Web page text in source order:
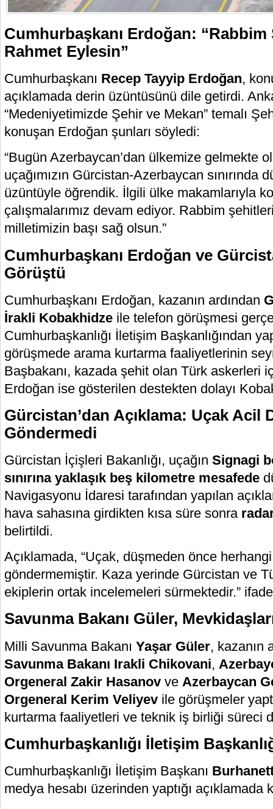
Cumhurbaşkanı Erdoğan:
Rahmet Eylesin”
Cumhurbaşkanı Recep Tayyip Erdoğan,
açıklamada derin üzüntüsünü dile getirdi.
“Medeniyetimizde Şehir ve Mekan” temalı
konuşan Erdoğan şunları söyledi:
“Bugün Azerbaycan’dan ülkemize gelmekte
uçağımızın Gürcistan-Azerbaycan sınırında
üzüntüyle öğrendik. İlgili ülke makamlarıyla
çalışmalarımız devam ediyor. Rabbim
milletimizin başı sağ olsun.”
Cumhurbaşkanı Erdoğan ve
Görüştü
Cumhurbaşkanı Erdoğan, kazanın ardından
İrakli Kobakhidze ile telefon görüşmesi
Cumhurbaşkanlığı İletişim Başkanlığından
görüşmede arama kurtarma faaliyetlerinin
Başbakanı, kazada şehit olan Türk askerleri
Erdoğan ise gösterilen destekten dolayı
Gürcistan’dan Açıklama: Uçak Acil
Göndermedi
Gürcistan İçişleri Bakanlığı, uçağın Signagi
sınırına yaklaşık beş kilometre mesafede
Navigasyonu İdaresi tarafından yapılan
hava sahasına girdikten kısa süre sonra
belirtildi.
Açıklamada, “Uçak, düşmeden önce
göndermemiştir. Kaza yerinde Gürcistan ve
ekiplerin ortak incelemeleri sürmektedir.”
Savunma Bakanı Güler,
Milli Savunma Bakanı Yaşar Güler, kazanın
Savunma Bakanı Irakli Chikovani,
Orgeneral Zakir Hasanov ve Azerbaycan
Orgeneral Kerim Veliyev ile görüşmeler
kurtarma faaliyetleri ve teknik iş birliği süreci
Cumhurbaşkanlığı İletişim
Cumhurbaşkanlığı İletişim Başkanı
medya hesabı üzerinden yaptığı